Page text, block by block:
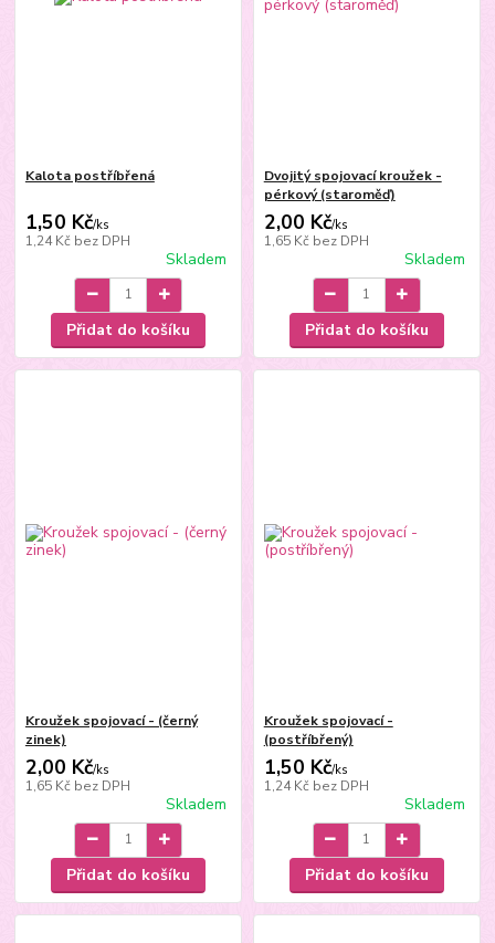
Kalota postříbřená
1,50 Kč/ks
1,24 Kč bez DPH
Skladem
Přidat do košíku
Dvojitý spojovací kroužek -
pérkový (staroměď)
2,00 Kč/ks
1,65 Kč bez DPH
Skladem
Přidat do košíku
Kroužek spojovací - (černý
zinek)
2,00 Kč/ks
1,65 Kč bez DPH
Skladem
Přidat do košíku
Kroužek spojovací -
(postříbřený)
1,50 Kč/ks
1,24 Kč bez DPH
Skladem
Přidat do košíku